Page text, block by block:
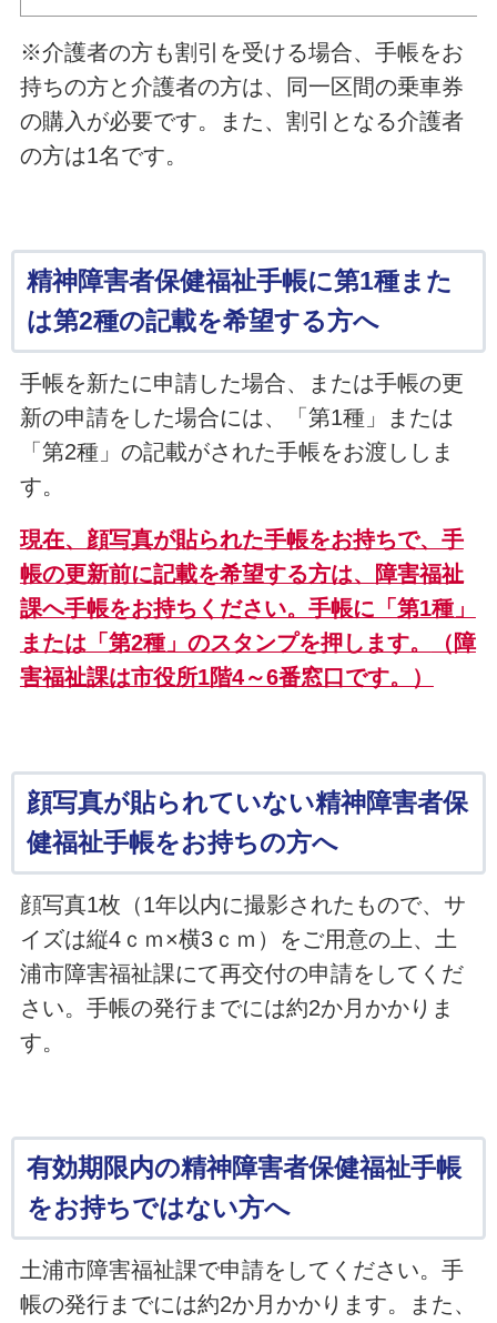
※介護者の方も割引を受ける場合、手帳をお
持ちの方と介護者の方は、同一区間の乗車券
の購入が必要です。また、割引となる介護者
の方は1名です。
精神障害者保健福祉手帳に第1種また
は第2種の記載を希望する方へ
手帳を新たに申請した場合、または手帳の更
新の申請をした場合には、「第1種」または
「第2種」の記載がされた手帳をお渡ししま
す。
現在、顔写真が貼られた手帳をお持ちで、手
帳の更新前に記載を希望する方は、
障害福祉
課へ手帳をお持ちください。手帳に「第1種」
または 「第2種」のスタンプを押します。
（障
害福祉課は市役所1階4～6番窓口です。）
顔写真が貼られていない精神障害者保
健福祉手帳をお持ちの方へ
顔写真1枚（1年以内に撮影されたもので、サ
イズは縦4ｃｍ×横3ｃｍ）をご用意の上、土
浦市障害福祉課にて再交付の申請をしてくだ
さい。手帳の発行までには約2か月かかりま
す。
有効期限内の精神障害者保健福祉手帳
をお持ちではない方へ
土浦市障害福祉課で申請をしてください。手
帳の発行までには約2か月かかります。また、